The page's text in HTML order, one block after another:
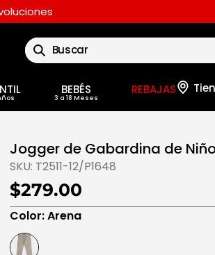
Buscar
BEBÉS REBAJAS
Jogger de Gabardina de
SKU: T2511-12/P1648
$279.00
Color:Arena